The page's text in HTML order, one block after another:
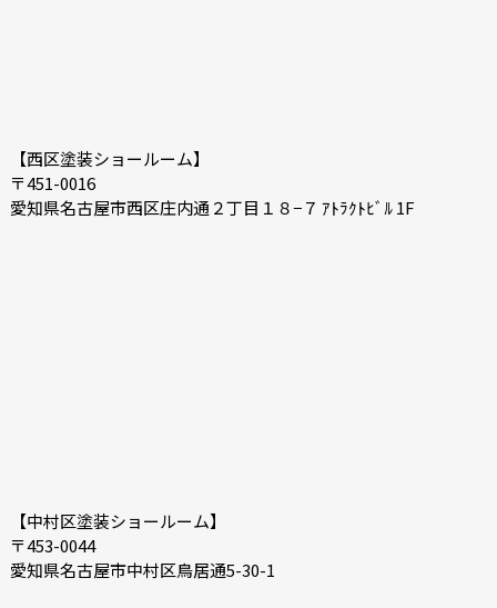
【西区塗装ショールーム】
〒451-0016
愛知県名古屋市西区庄内通２丁目１８−７ ｱﾄﾗｸﾄﾋﾞﾙ 1F
【中村区塗装ショールーム】
〒453-0044
愛知県名古屋市中村区鳥居通5-30-1